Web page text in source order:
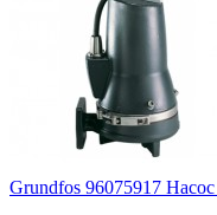
Grundfos 96075917